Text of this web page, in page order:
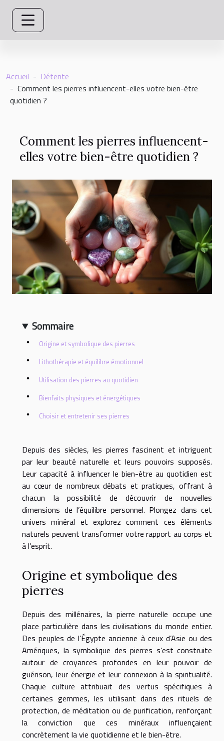
Accueil
Détente
Comment les pierres influencent-elles votre bien-être
quotidien ?
Comment les pierres influencent-
elles votre bien-être quotidien ?
Sommaire
Origine et symbolique des pierres
Lithothérapie et équilibre émotionnel
Utilisation des pierres au quotidien
Bienfaits physiques et énergétiques
Choisir et entretenir ses pierres
Depuis des siècles, les pierres fascinent et intriguent
par leur beauté naturelle et leurs pouvoirs supposés.
Leur capacité à influencer le bien-être au quotidien est
au cœur de nombreux débats et pratiques, offrant à
chacun la possibilité de découvrir de nouvelles
dimensions de l’équilibre personnel. Plongez dans cet
univers minéral et explorez comment ces éléments
naturels peuvent transformer votre rapport au corps et
à l’esprit.
Origine et symbolique des
pierres
Depuis des millénaires, la pierre naturelle occupe une
place particulière dans les civilisations du monde entier.
Des peuples de l’Égypte ancienne à ceux d’Asie ou des
Amériques, la symbolique des pierres s’est construite
autour de croyances profondes en leur pouvoir de
guérison, leur énergie et leur connexion à la spiritualité.
Chaque culture attribuait des vertus spécifiques à
certaines gemmes, les utilisant dans des rituels de
protection, de méditation ou de purification, renforçant
la conviction que ces minéraux influençaient
concrètement la vie quotidienne et le bien-être.